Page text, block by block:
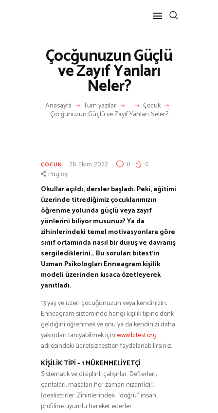
Çocğunuzun Güçlü
ve Zayıf Yanları
Neler?
Anasayfa Tüm yazılar ... Çocuk
Çocğunuzun Güçlü ve Zayıf Yanları Neler?
ANASAYFA
RÖPORTAJ
ANNE-ÇOCUK
KÜLTÜR SANAT
HAKKIMDA
ÇOCUK 28 Ekim 2022 0
0
Paylaş
Okullar açıldı, dersler başladı. Peki, eğitimi
üzerinde titrediğimiz çocuklarımızın
öğrenme yolunda güçlü veya zayıf
yönlerini biliyor musunuz? Ya da
zihinlerindeki temel motivasyonlara göre
sınıf ortamında nasıl bir duruş ve davranış
sergilediklerini… Bu soruları bitest’in
Uzman Psikologları Enneagram kişilik
modeli üzerinden kısaca özetleyerek
yanıtladı.
13 yaş ve üzeri çocuğunuzun veya kendinizin,
Enneagram sisteminde hangi kişilik tipine denk
geldiğini öğrenmek ve onu ya da kendinizi daha
yakından tanıyabilmek içinwww.bitest.org
adresindeki ücretsiz testten faydalanabilirsiniz.
KİŞİLİK TİPİ – 1 MÜKEMMELİYETÇİ
Sistematik ve disiplinli çalışırlar. Defterleri,
çantaları, masaları her zaman nizamîdir.
İdealisttirler. Zihinlerindeki “doğru” insan
profiline uyumlu hareket ederler.